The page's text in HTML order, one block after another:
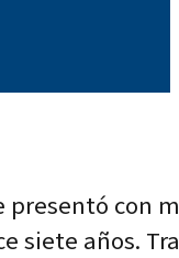
presentó con
siete años.